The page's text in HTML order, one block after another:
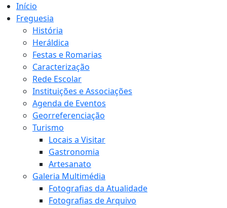
Início
Freguesia
História
Heráldica
Festas e Romarias
Caracterização
Rede Escolar
Instituições e Associações
Agenda de Eventos
Georreferenciação
Turismo
Locais a Visitar
Gastronomia
Artesanato
Galeria Multimédia
Fotografias da Atualidade
Fotografias de Arquivo